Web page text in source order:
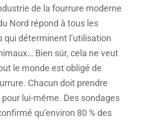
de la fourrure moderne
Nord répond à tous les
qui déterminent l’utilisation
Bien sûr, cela ne veut
le monde est obligé de
Chacun doit prendre
lui-même. Des sondages
qu’environ 80 % des